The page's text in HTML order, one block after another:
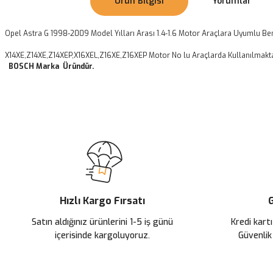
Opel Astra G 1998-2009 Model Yılları Arası 1.4-1.6 Motor Araçlara Uyumlu
X14XE,Z14XE,Z14XEP,X16XEL,Z16XE,Z16XEP Motor No lu Araçlarda
BOSCH Marka Üründür.
Ürün açıklamasında eksik bilgiler bulunuyor.
Ürün bilgilerinde hatalar bulunuyor.
Ürün fiyatı diğer sitelerden daha pahalı.
Bu ürüne benzer farklı alternatifler olmalı.
Hızlı Kargo Fırsatı
Satın aldığınız ürünlerini 1-5 iş günü
içerisinde kargoluyoruz.
Kredi